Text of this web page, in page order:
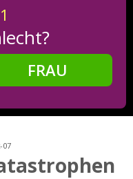
1
FRAU
2
07